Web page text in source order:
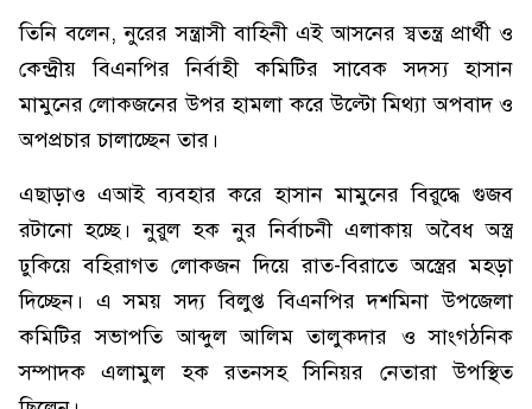
তিনি বলেন, নুরের সন্ত্রাসী বাহিনী এই আসনের স্বতন্ত্র প্রার্থী ও
কেন্দ্র্রীয় বিএনপির নির্বাহী কমিটির সাবেক সদস্য হাসান
মামুনের লোকজনের উপর হামলা করে উল্টো মিথ্যা অপবাদ ও
অপপ্রচার চালাচ্ছেন তার।
এছাড়াও এআই ব্যবহার করে হাসান মামুনের বিরুদ্ধে গুজব
রটানো হচ্ছে। নুরুল হক নুর নির্বাচনী এলাকায় অবৈধ অস্ত্র
ঢুকিয়ে বহিরাগত লোকজন দিয়ে রাত-বিরাতে অস্ত্রের মহড়া
দিচ্ছেন। এ সময় সদ্য বিলুপ্ত বিএনপির দশমিনা উপজেলা
কমিটির সভাপতি আব্দুল আলিম তালুকদার ও সাংগঠনিক
সম্পাদক এলামুল হক রতনসহ সিনিয়র নেতারা উপস্থিত